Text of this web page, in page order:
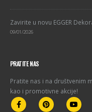
Zavirite u novu EGGER
09/01/2026
PRATITE NAS
Pratite nas i na društvenim
kao i promotivne akcije!